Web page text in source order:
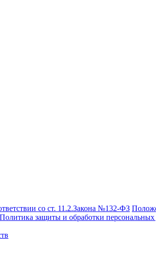
со ст. 11.2.Закона №132-ФЗ
Политика защиты и обработки